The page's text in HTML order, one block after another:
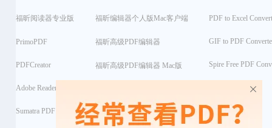
福昕阅读器专业版
PrimoPDF
PDFCreator
Adobe Reader PDF
Sumatra PDF
福昕编辑器个人版Mac客户端
福昕高级PDF编辑器
福昕高级PDF编辑器 Mac版
Soda PDF Pro + OCR
PDF to Excel
GIF to PDF
Spire Free PDF